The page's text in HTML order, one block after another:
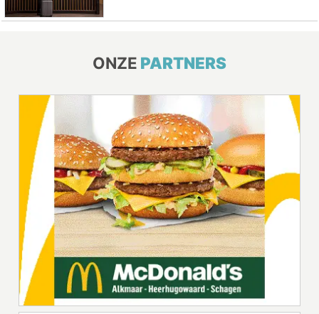
ONZE PARTNERS